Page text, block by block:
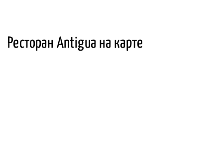
Ресторан Antigua на карте